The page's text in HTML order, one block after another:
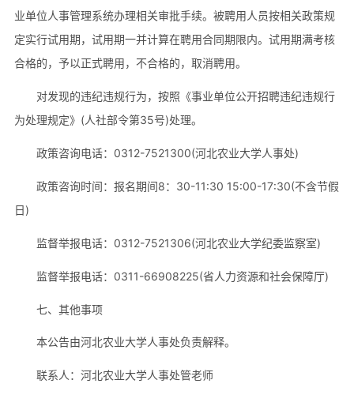
业单位人事管理系统办理相关审批手续。被聘用人员按相关政策规
定实行试用期，试用期一并计算在聘用合同期限内。试用期满考核
合格的，予以正式聘用，不合格的，取消聘用。
对发现的违纪违规行为，按照《事业单位公开招聘违纪违规行
为处理规定》(人社部令第35号)处理。
政策咨询电话：0312-7521300(河北农业大学人事处)
政策咨询时间：报名期间8：30-11:30 15:00-17:30(不含节假
日)
监督举报电话：0312-7521306(河北农业大学纪委监察室)
监督举报电话：0311-66908225(省人力资源和社会保障厅)
七、其他事项
本公告由河北农业大学人事处负责解释。
联系人：河北农业大学人事处管老师